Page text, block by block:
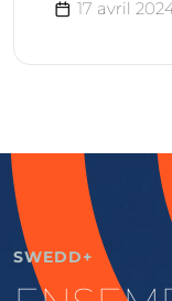
17 avril
SWEDD+